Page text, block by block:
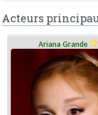
Acteurs
Ariana Grande